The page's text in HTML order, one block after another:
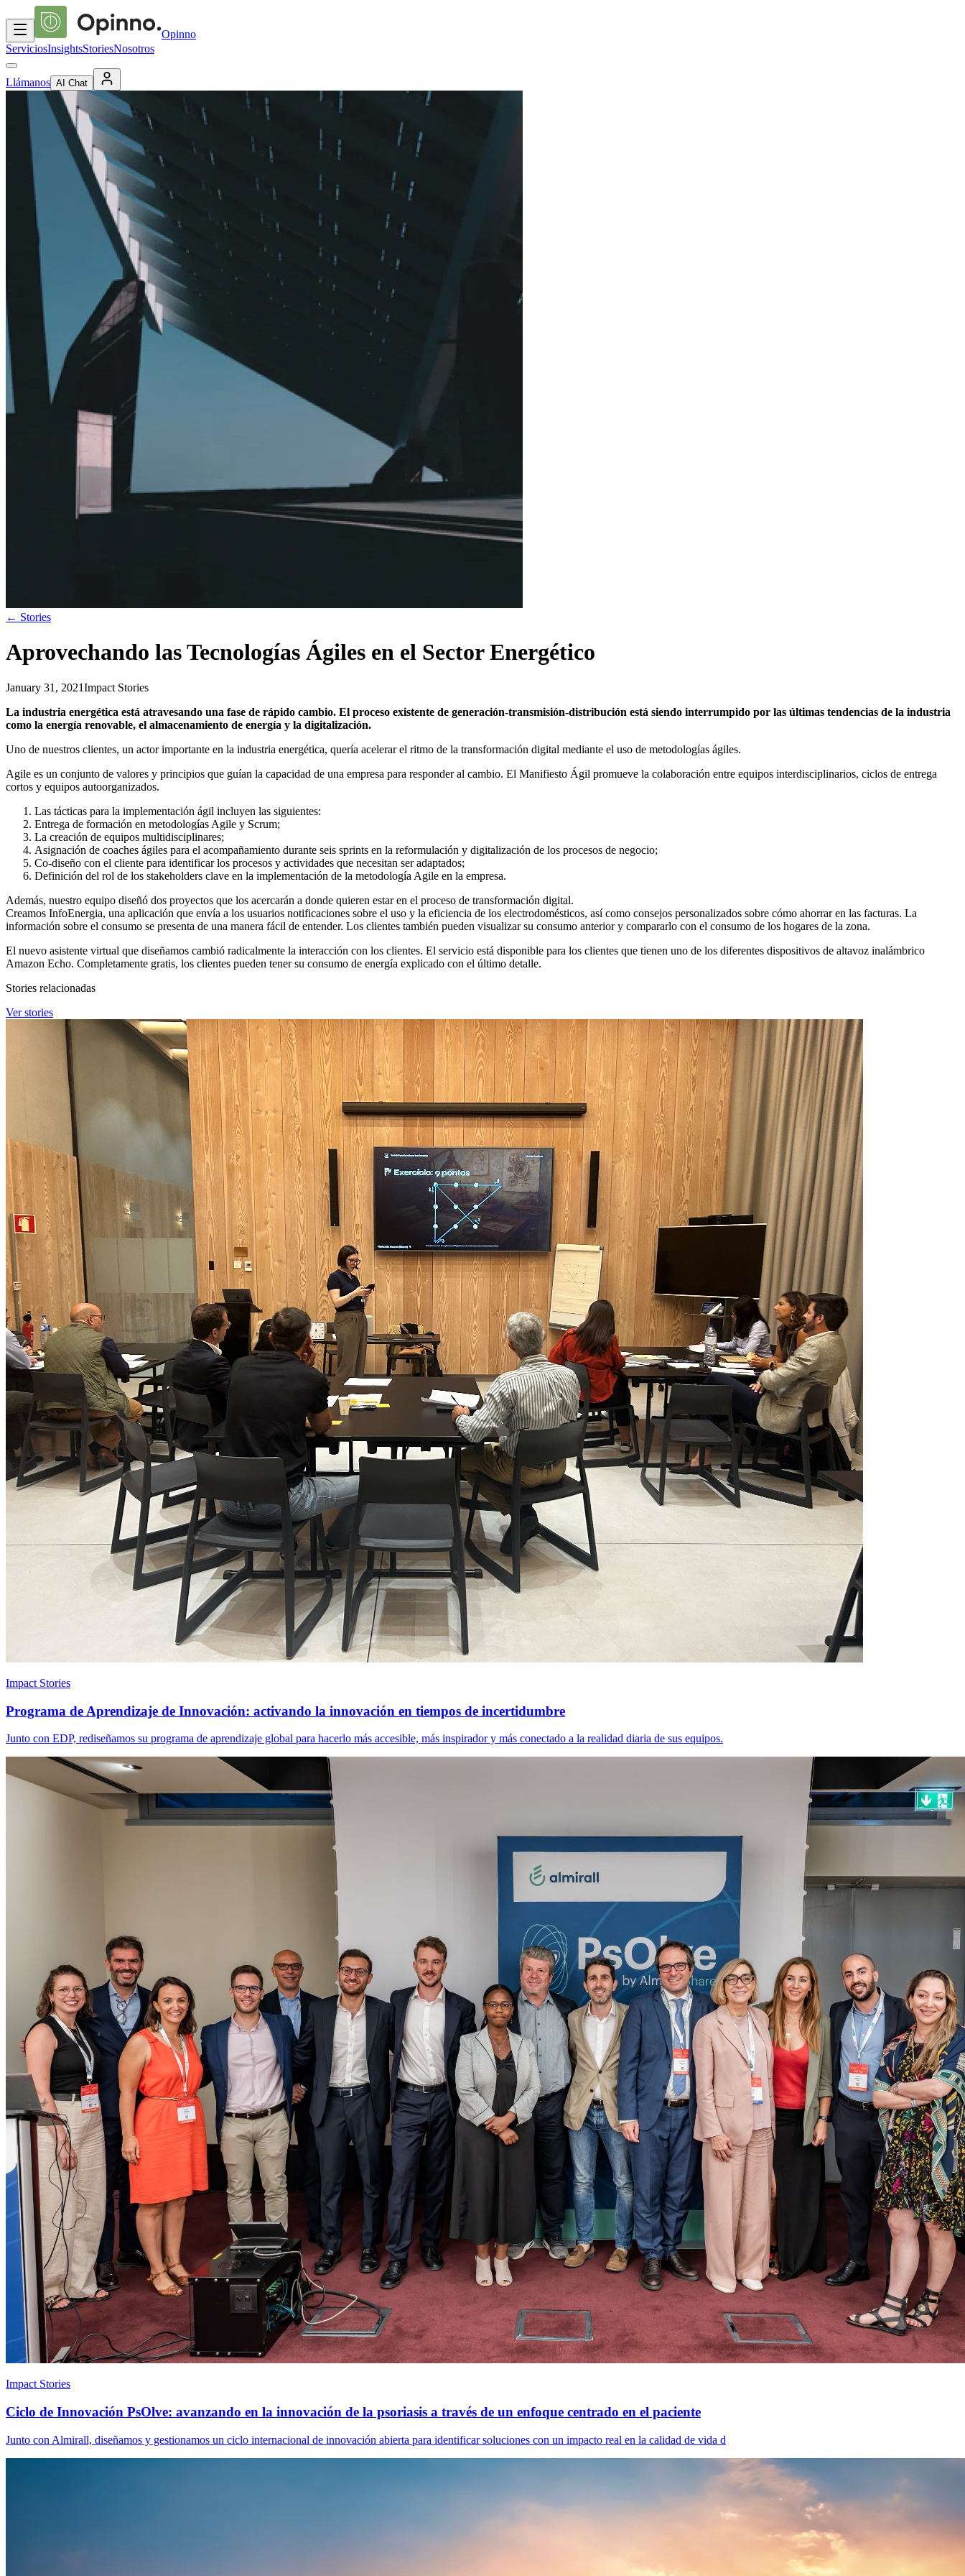
Opinno
ServiciosInsightsStoriesNosotros
Llámanos AI Chat
← Stories
Aprovechando las Tecnologías Ágiles en el Sector Energético
January 31, 2021Impact Stories
La industria energética está atravesando una fase de rápido cambio. El proceso existente de generación-transmisión-distribución está siendo interrumpido por las últimas tendencias de la industria
como la energía renovable, el almacenamiento de energía y la digitalización.
Uno de nuestros clientes, un actor importante en la industria energética, quería acelerar el ritmo de la transformación digital mediante el uso de metodologías ágiles.
Agile es un conjunto de valores y principios que guían la capacidad de una empresa para responder al cambio. El Manifiesto Ágil promueve la colaboración entre equipos interdisciplinarios, ciclos de entrega
cortos y equipos autoorganizados.
Las tácticas para la implementación ágil incluyen las siguientes:
Entrega de formación en metodologías Agile y Scrum;
La creación de equipos multidisciplinares;
Asignación de coaches ágiles para el acompañamiento durante seis sprints en la reformulación y digitalización de los procesos de negocio;
Co-diseño con el cliente para identificar los procesos y actividades que necesitan ser adaptados;
Definición del rol de los stakeholders clave en la implementación de la metodología Agile en la empresa.
Además, nuestro equipo diseñó dos proyectos que los acercarán a donde quieren estar en el proceso de transformación digital.
Creamos InfoEnergia, una aplicación que envía a los usuarios notificaciones sobre el uso y la eficiencia de los electrodomésticos, así como consejos personalizados sobre cómo ahorrar en las facturas. La
información sobre el consumo se presenta de una manera fácil de entender. Los clientes también pueden visualizar su consumo anterior y compararlo con el consumo de los hogares de la zona.
El nuevo asistente virtual que diseñamos cambió radicalmente la interacción con los clientes. El servicio está disponible para los clientes que tienen uno de los diferentes dispositivos de altavoz inalámbrico
Amazon Echo. Completamente gratis, los clientes pueden tener su consumo de energía explicado con el último detalle.
Stories relacionadas
Ver stories
Impact Stories
Programa de Aprendizaje de Innovación: activando la innovación en tiempos de incertidumbre
Junto con EDP, rediseñamos su programa de aprendizaje global para hacerlo más accesible, más inspirador y más conectado a la realidad diaria de sus equipos.
Impact Stories
Ciclo de Innovación PsOlve: avanzando en la innovación de la psoriasis a través de un enfoque centrado en el paciente
Junto con Almirall, diseñamos y gestionamos un ciclo internacional de innovación abierta para identificar soluciones con un impacto real en la calidad de vida d